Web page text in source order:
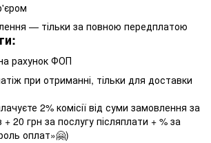
— тільки за повною передплатою
рахунок ФОП
при отриманні, тільки для доставки
2% комісії від суми замовлення за
+ 20 грн за послугу післяплати + % за
оплат»🤗)